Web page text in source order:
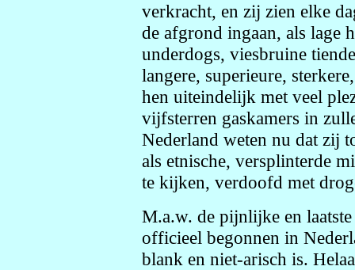
verkracht, en zij zien elke
de afgrond ingaan, als lage
underdogs, viesbruine
langere, superieure,
hen uiteindelijk met veel
vijfsterren gaskamers in
Nederland weten nu dat zij
als etnische, versplinterde
te kijken, verdoofd met
M.a.w. de pijnlijke en
officieel begonnen in
blank en niet-arisch is.